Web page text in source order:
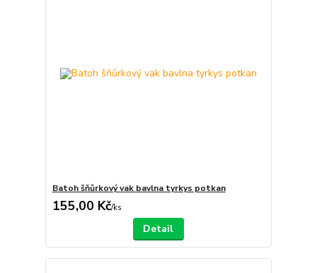
Batoh šňůrkový vak bavlna tyrkys potkan
155,00 Kč/ks
Detail